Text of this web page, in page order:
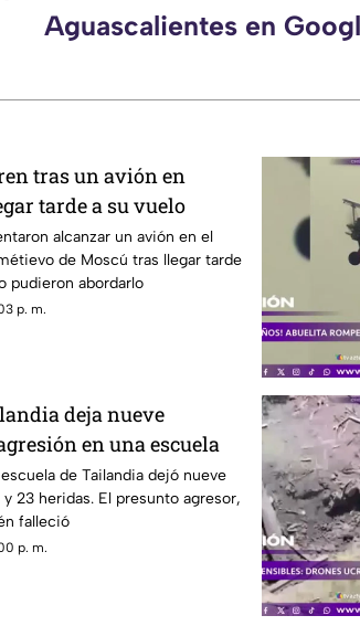
Aguascalientes en
tras un avión en
tarde a su vuelo
alcanzar un avión en el
de Moscú tras llegar tarde
pudieron abordarlo
p. m.
deja nueve
en una escuela
de Tailandia dejó nueve
23 heridas. El presunto agresor,
falleció
p. m.